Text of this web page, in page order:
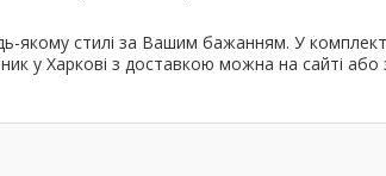
якому стилі за Вашим бажанням. У
у Харкові з доставкою можна на сайті